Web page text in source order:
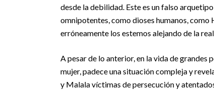
desde la debilidad. Este es un falso
omnipotentes, como dioses humanos, como
erróneamente los estemos alejando de la
A pesar de lo anterior, en la vida de grandes
mujer, padece una situación compleja y
y Malala víctimas de persecución y